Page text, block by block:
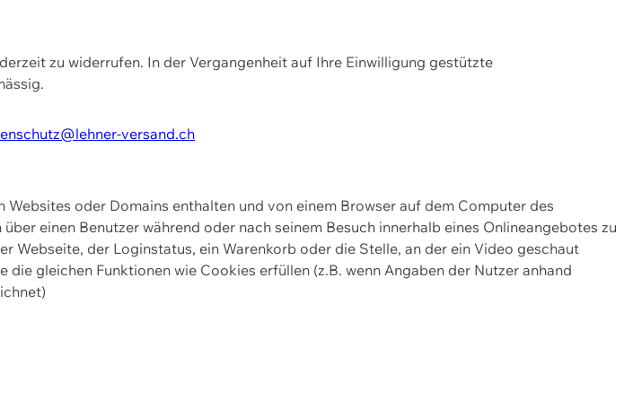
zu widerrufen. In der Vergangenheit auf Ihre Einwilligung gestützte
versand.ch
oder Domains enthalten und von einem Browser auf dem Computer des
einen Benutzer während oder nach seinem Besuch innerhalb eines Onlineangebotes zu
Webseite, der Loginstatus, ein Warenkorb oder die Stelle, an der ein Video geschaut
gleichen Funktionen wie Cookies erfüllen (z.B. wenn Angaben der Nutzer anhand